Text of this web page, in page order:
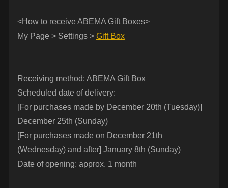
<How to receive ABEMA Gift Boxes>
My Page > Settings > Gift Box
Receiving method: ABEMA Gift Box
Scheduled date of delivery:
[For purchases made by December 20th (Tuesday)]
December 25th (Sunday)
[For purchases made on December 21th
(Wednesday) and after] January 8th (Sunday)
Date of opening: approx. 1 month